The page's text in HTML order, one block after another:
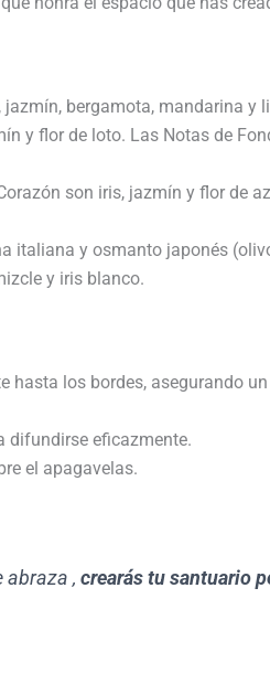
bergamota, mandarina y
y flor de loto. Las Notas de
son iris, jazmín y flor de
italiana y osmanto japonés
y iris blanco.
hasta los bordes, asegurando
difundirse eficazmente.
el apagavelas.
abraza ,crearás tu santuario